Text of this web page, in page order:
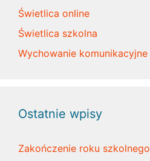
Świetlica online
Świetlica szkolna
Wychowanie komunikacyjne
Ostatnie wpisy
Zakończenie roku szkolnego